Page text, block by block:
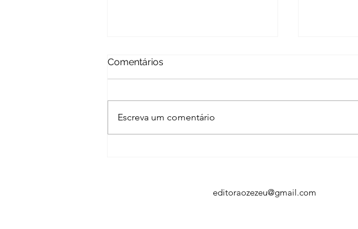
sábado,
Comentários
Escreva um comentário
editoraozezeu@gmail.com